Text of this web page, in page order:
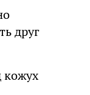
друг
кожух